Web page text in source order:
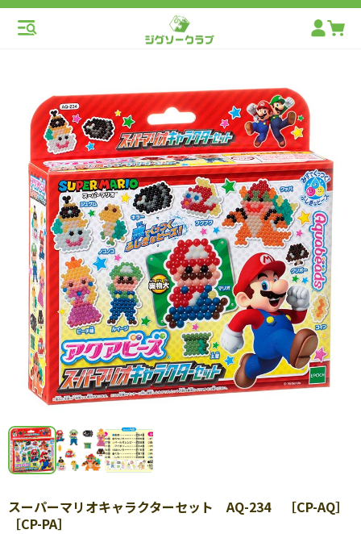
スーパーマリオキャラクターセット AQ-234 ［CP-AQ］
［CP-PA］